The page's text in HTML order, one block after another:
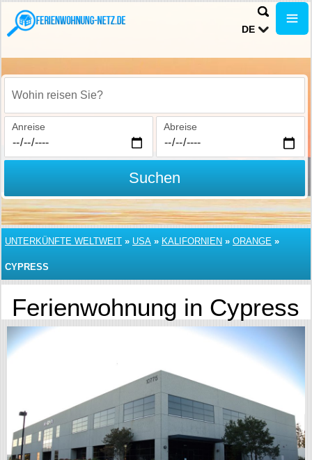
DE
Wohin reisen Sie?
Anreise Abreise
Suchen
UNTERKÜNFTE WELTWEIT » USA » KALIFORNIEN » ORANGE »
CYPRESS
Ferienwohnung in Cypress